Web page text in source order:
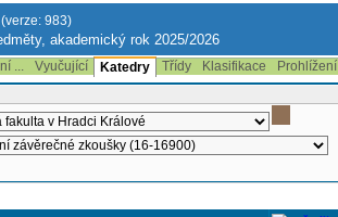
(verze: 983)
akademický rok 2025/2026
... Vyučující Katedry Třídy Klasifikace